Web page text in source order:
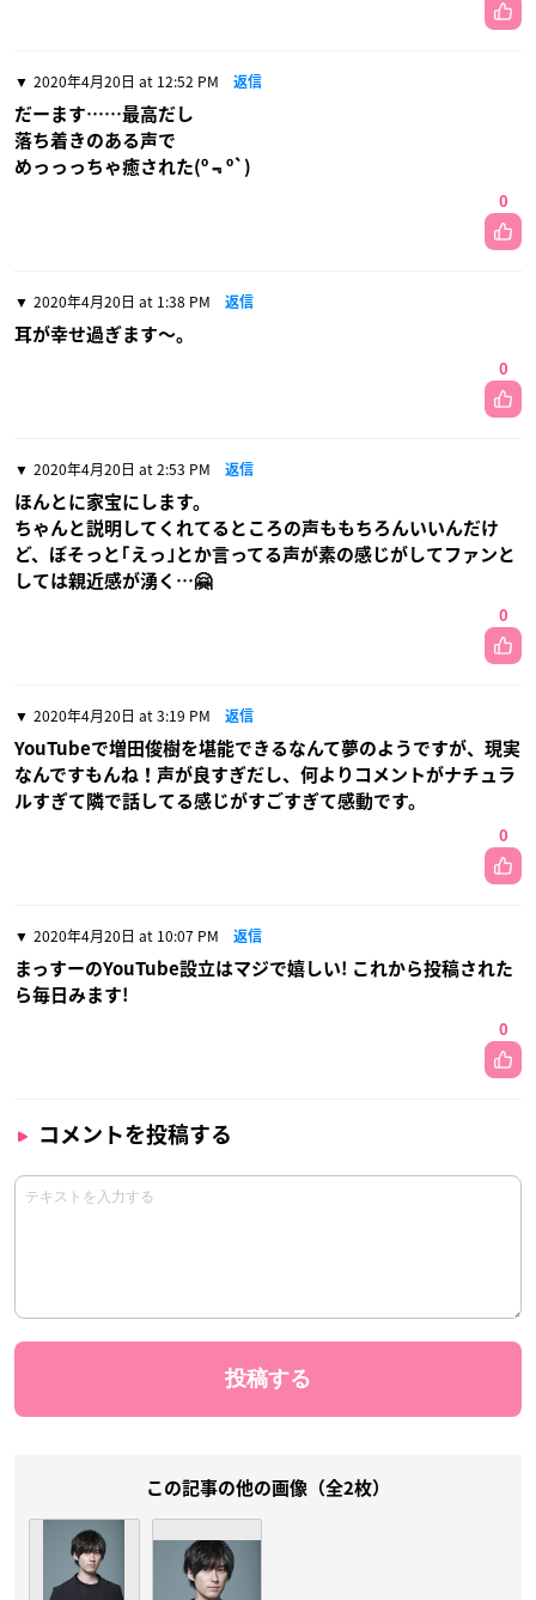
2020年4月20日 at 12:52 PM 返信
だーます……最高だし
落ち着きのある声で
めっっっちゃ癒された(º﹃º`)
0
2020年4月20日 at 1:38 PM 返信
耳が幸せ過ぎます〜。
0
2020年4月20日 at 2:53 PM 返信
ほんとに家宝にします。
ちゃんと説明してくれてるところの声ももちろんいいんだけ
ど、ぼそっと｢えっ｣とか言ってる声が素の感じがしてファンと
しては親近感が湧く…🤗
0
2020年4月20日 at 3:19 PM 返信
YouTubeで増田俊樹を堪能できるなんて夢のようですが、現実
なんですもんね！声が良すぎだし、何よりコメントがナチュラ
ルすぎて隣で話してる感じがすごすぎて感動です。
0
2020年4月20日 at 10:07 PM 返信
まっすーのYouTube設立はマジで嬉しい! これから投稿された
ら毎日みます!
0
コメントを投稿する
この記事の他の画像（全2枚）